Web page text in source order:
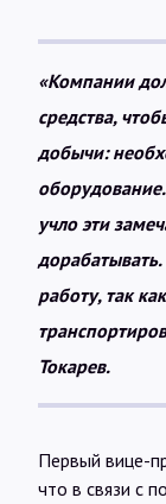
«Компании
средства,
добычи:
учло эти
работу, так
Токарев.
Первый вице-
что в связи с